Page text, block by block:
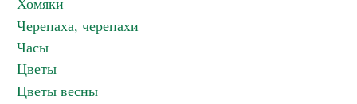
Хомяки
Черепаха, черепахи
Часы
Цветы
Цветы весны